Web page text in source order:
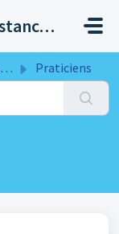
Bienvenue sur l'assistance de Docizi
Praticiens